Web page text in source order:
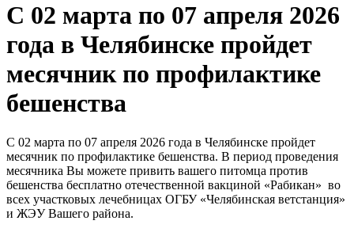
С 02 марта по 07 апреля 2026
года в Челябинске пройдет
месячник по профилактике
бешенства
С 02 марта по 07 апреля 2026 года в Челябинске пройдет
месячник по профилактике бешенства. В период проведения
месячника Вы можете привить вашего питомца против
бешенства бесплатно отечественной вакциной «Рабикан» во
всех участковых лечебницах ОГБУ «Челябинская ветстанция»
и ЖЭУ Вашего района.